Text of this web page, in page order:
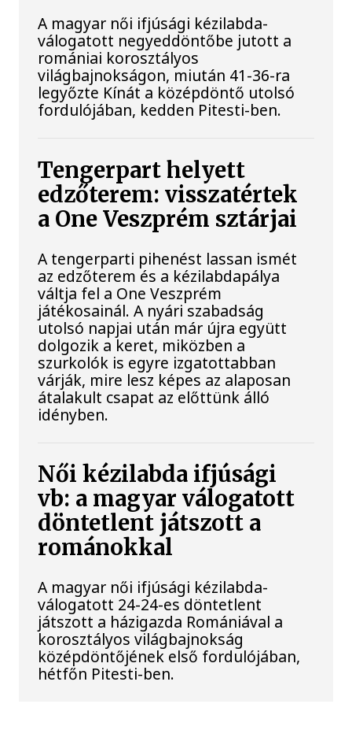
A magyar női ifjúsági kézilabda-
válogatott negyeddöntőbe jutott a
romániai korosztályos
világbajnokságon, miután 41-36-ra
legyőzte Kínát a középdöntő utolsó
fordulójában, kedden Pitesti-ben.
Tengerpart helyett
edzőterem: visszatértek
a One Veszprém sztárjai
A tengerparti pihenést lassan ismét
az edzőterem és a kézilabdapálya
váltja fel a One Veszprém
játékosainál. A nyári szabadság
utolsó napjai után már újra együtt
dolgozik a keret, miközben a
szurkolók is egyre izgatottabban
várják, mire lesz képes az alaposan
átalakult csapat az előttünk álló
idényben.
Női kézilabda ifjúsági
vb: a magyar válogatott
döntetlent játszott a
románokkal
A magyar női ifjúsági kézilabda-
válogatott 24-24-es döntetlent
játszott a házigazda Romániával a
korosztályos világbajnokság
középdöntőjének első fordulójában,
hétfőn Pitesti-ben.